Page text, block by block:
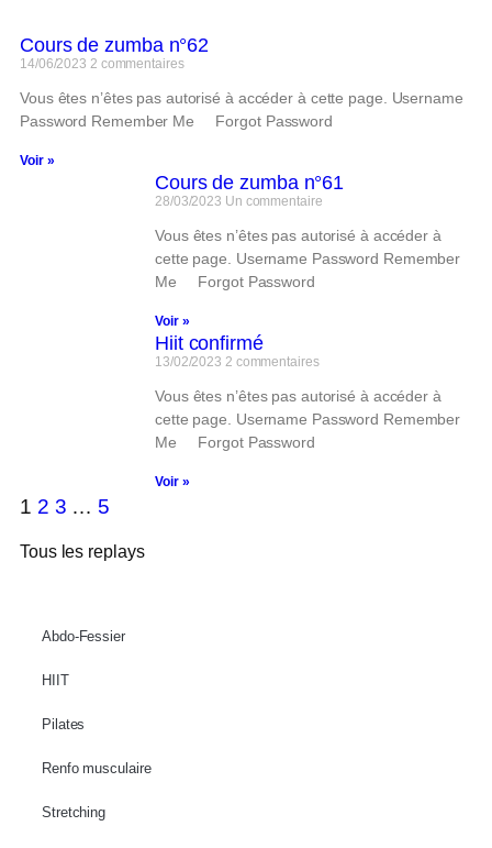
Cours de zumba n°62
14/06/2023 2 commentaires
Vous êtes n’êtes pas autorisé à accéder à cette page. Username
Password Remember Me Forgot Password
Voir »
Cours de zumba n°61
28/03/2023 Un commentaire
Vous êtes n’êtes pas autorisé à accéder à
cette page. Username Password Remember
Me Forgot Password
Voir »
Hiit confirmé
13/02/2023 2 commentaires
Vous êtes n’êtes pas autorisé à accéder à
cette page. Username Password Remember
Me Forgot Password
Voir »
1 2 3 … 5
Tous les replays
Abdo-Fessier
HIIT
Pilates
Renfo musculaire
Stretching